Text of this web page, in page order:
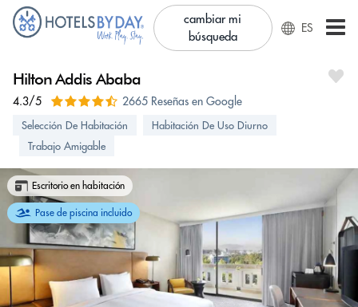
cambiar mi
búsqueda
ES
Hilton Addis Ababa
4.3/5 2665 Reseñas en Google
Selección De Habitación
Habitación De Uso Diurno
Trabajo Amigable
Escritorio en habitación
Pase de piscina incluido